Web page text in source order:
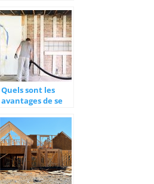
Quels sont les
avantages de se
renovation
energetique ?